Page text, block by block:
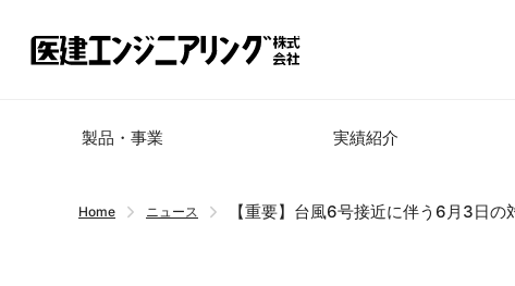
製品・事業 実績紹介
Home ニュース 【重要】台風6号接近に伴う6月3日の